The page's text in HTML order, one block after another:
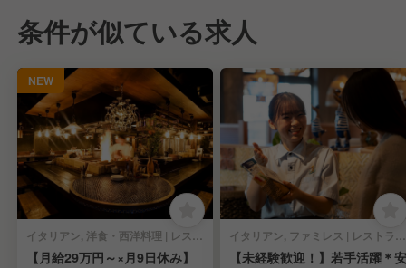
条件が似ている求人
NEW
イタリアン, 洋食・西洋料理 | レストランサービス・ホールスタッフ
【月給29万円～×月9日休み】
イタリアン, ファミレス | レストランサービス・ホールスタッフ
【未経験歓迎！】若手活躍＊安